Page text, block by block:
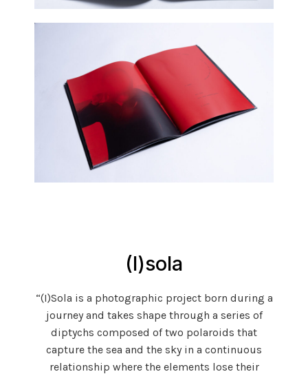
(I)sola
“(I)Sola is a photographic project born during a
journey and takes shape through a series of
diptychs composed of two polaroids that
capture the sea and the sky in a continuous
relationship where the elements lose their